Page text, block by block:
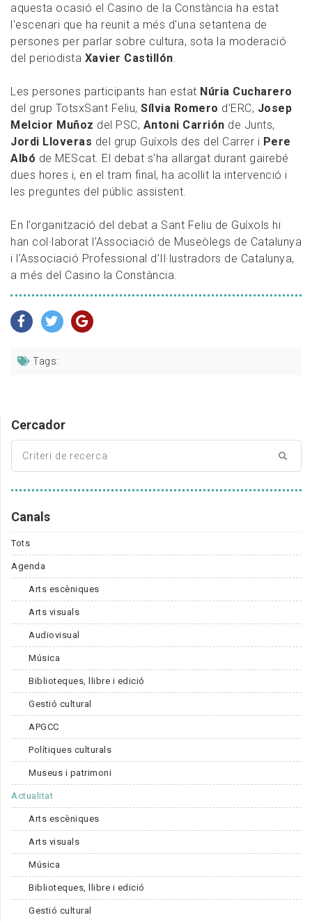
aquesta ocasió el Casino de la Constància ha estat
l'escenari que ha reunit a més d'una setantena de
persones per parlar sobre cultura, sota la moderació
del periodista Xavier Castillón
Les persones participants han estat Núria Cucharero
del grup TotsxSant Feliu, Sílvia Romero d’ERC, Josep
Melcior Muñoz del PSC, Antoni Carrión de Junts,
Jordi Lloveras del grup Guíxols des del Carrer i Pere
Albó de MEScat. El debat s'ha allargat durant gairebé
dues hores i, en el tram final, ha acollit la intervenció i
les preguntes del públic assistent.
En l’organització del debat a Sant Feliu de Guíxols hi
han col·laborat l’Associació de Museòlegs de Catalunya
i l’Associació Professional d’Il·lustradors de Catalunya,
a més del Casino la Constància.
Tags:
Cercador
Canals
Tots
Agenda
Arts escèniques
Arts visuals
Audiovisual
Música
Biblioteques, llibre i edició
Gestió cultural
APGCC
Polítiques culturals
Museus i patrimoni
Actualitat
Arts escèniques
Arts visuals
Música
Biblioteques, llibre i edició
Gestió cultural